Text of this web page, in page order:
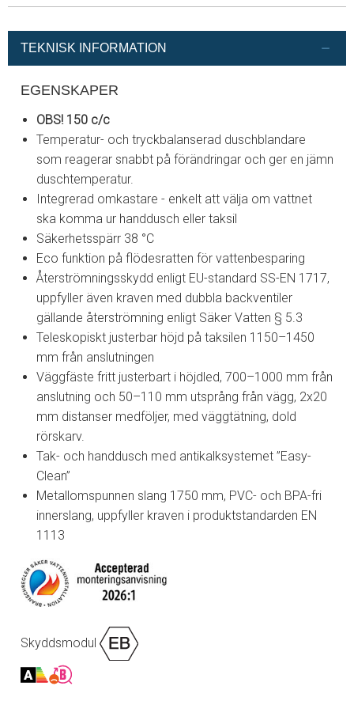
TEKNISK INFORMATION
EGENSKAPER
OBS! 150 c/c
Temperatur- och tryckbalanserad duschblandare
som reagerar snabbt på förändringar och ger en jämn
duschtemperatur.
Integrerad omkastare - enkelt att välja om vattnet
ska komma ur handdusch eller taksil
Säkerhetsspärr 38 °C
Eco funktion på flödesratten för vattenbesparing
Återströmningsskydd enligt EU-standard SS-EN 1717,
uppfyller även kraven med dubbla backventiler
gällande återströmning enligt Säker Vatten § 5.3
Teleskopiskt justerbar höjd på taksilen 1150–1450
mm från anslutningen
Väggfäste fritt justerbart i höjdled, 700–1000 mm från
anslutning och 50–110 mm utsprång från vägg, 2x20
mm distanser medföljer, med väggtätning, dold
rörskarv.
Tak- och handdusch med antikalksystemet ”Easy-
Clean”
Metallomspunnen slang 1750 mm, PVC- och BPA-fri
innerslang, uppfyller kraven i produktstandarden EN
1113
Skyddsmodul